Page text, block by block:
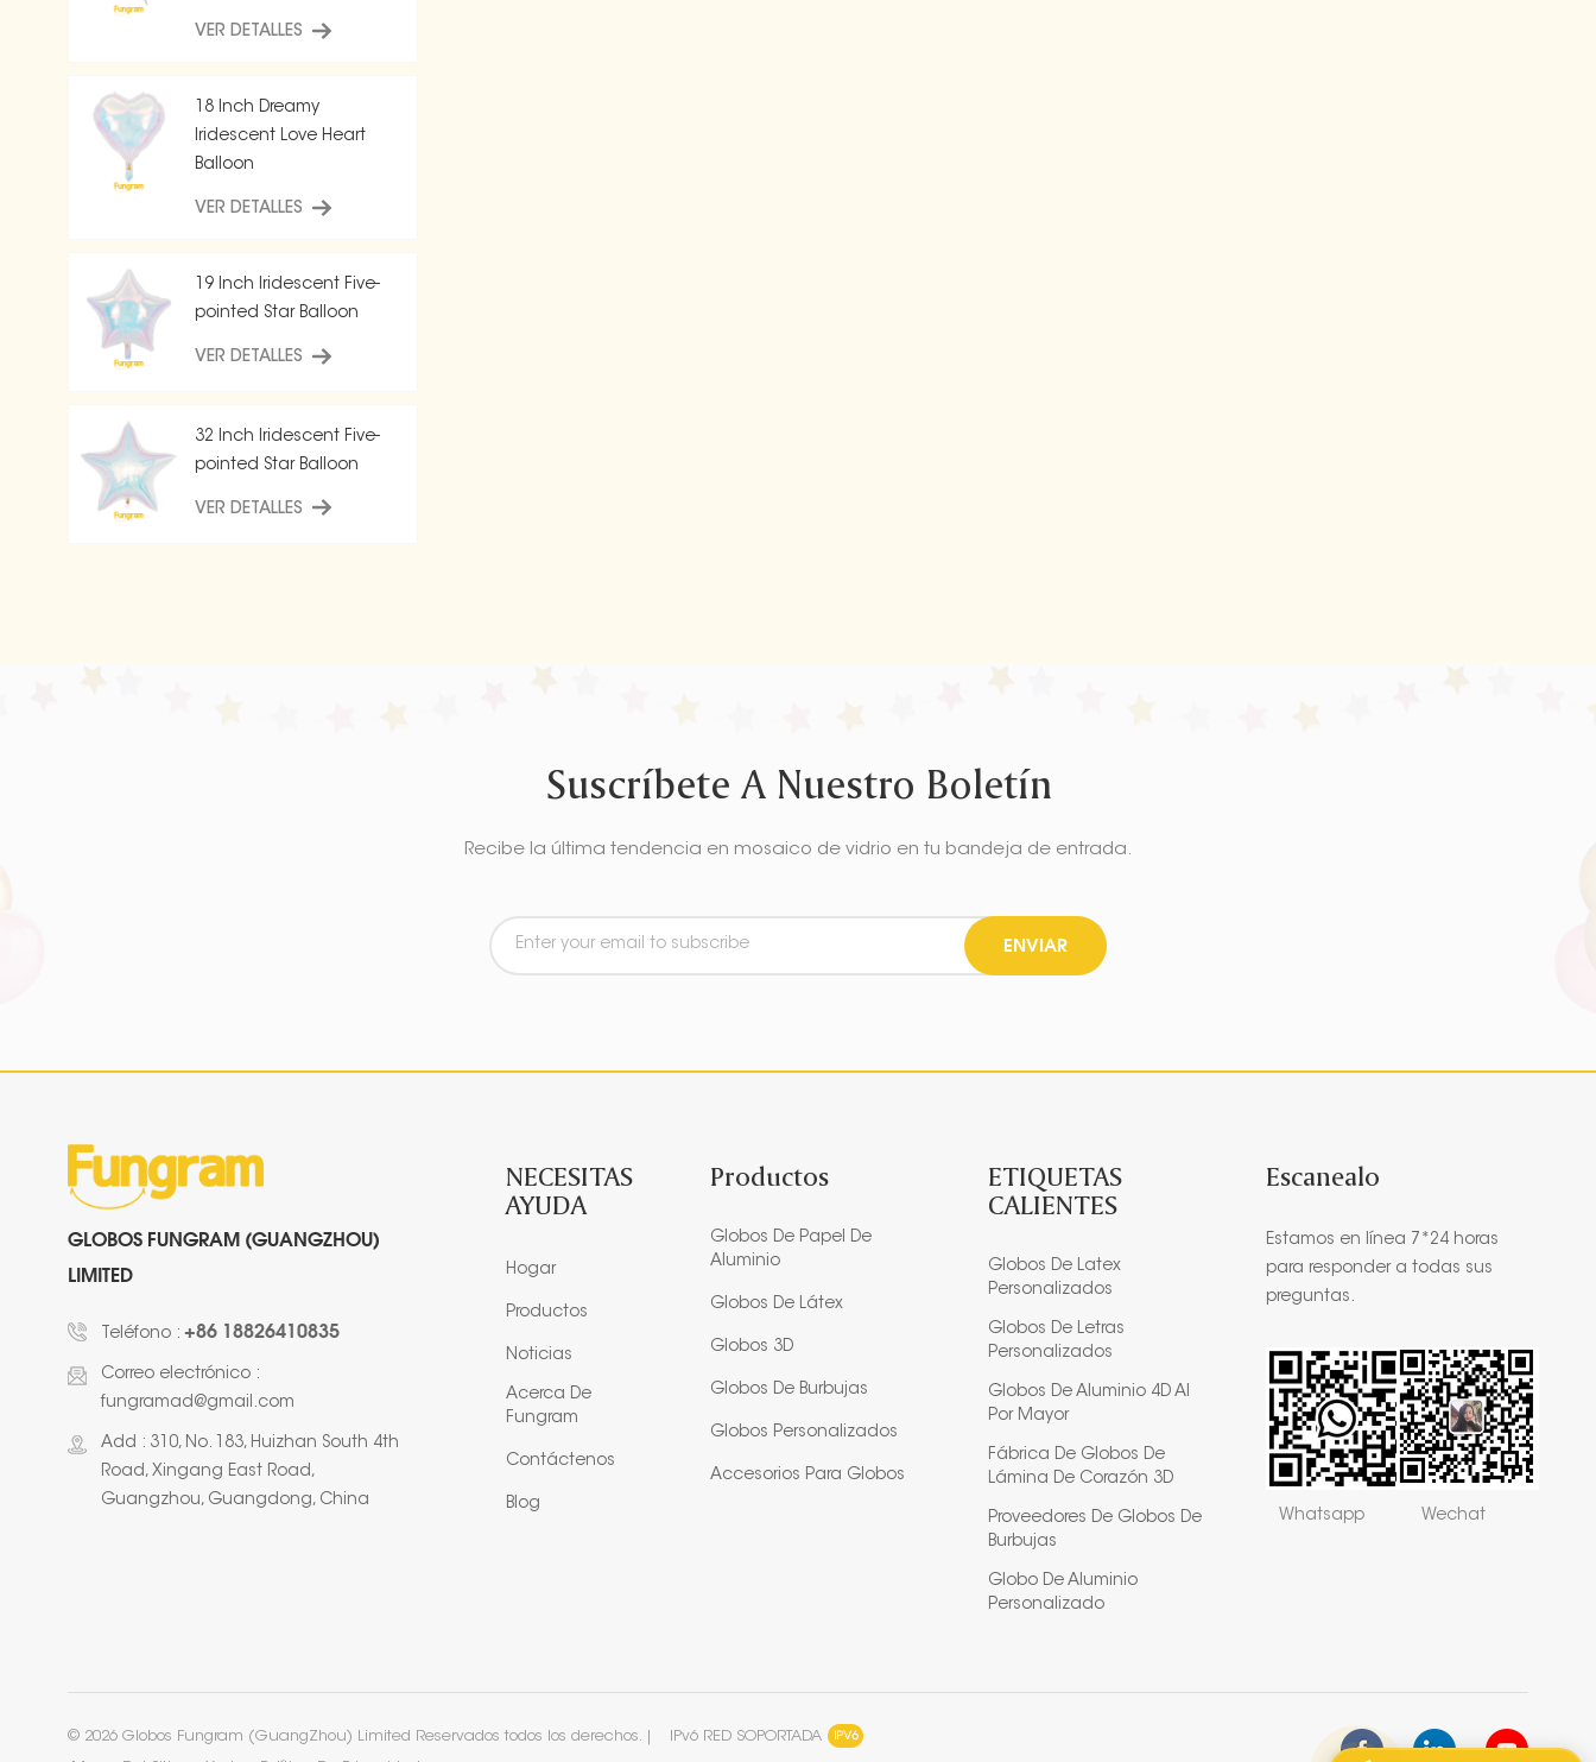
VER DETALLES
18 Inch Dreamy
Iridescent Love Heart
Balloon
VER DETALLES
19 Inch Iridescent Five-
pointed Star Balloon
VER DETALLES
32 Inch Iridescent Five-
pointed Star Balloon
VER DETALLES
Suscríbete A Nuestro Boletín
Recibe la última tendencia en mosaico de vidrio en tu bandeja de entrada.
ENVIAR
GLOBOS FUNGRAM (GUANGZHOU)
LIMITED
Teléfono : +86 18826410835
Correo electrónico :
fungramad@gmail.com
Add : 310, No. 183, Huizhan South 4th
Road, Xingang East Road,
Guangzhou, Guangdong, China
NECESITAS
AYUDA
Hogar
Productos
Noticias
Acerca De
Fungram
Contáctenos
Blog
Productos
Globos De Papel De
Aluminio
Globos De Látex
Globos 3D
Globos De Burbujas
Globos Personalizados
Accesorios Para Globos
ETIQUETAS
CALIENTES
Globos De Latex
Personalizados
Globos De Letras
Personalizados
Globos De Aluminio 4D Al
Por Mayor
Fábrica De Globos De
Lámina De Corazón 3D
Proveedores De Globos De
Burbujas
Globo De Aluminio
Personalizado
Escanealo
Estamos en línea 7*24 horas
para responder a todas sus
preguntas.
Whatsapp Wechat
© 2026 Globos Fungram (GuangZhou) Limited Reservados todos los derechos. |
IPv6 RED SOPORTADA